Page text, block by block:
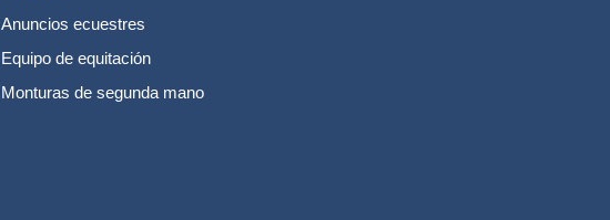
Anuncios ecuestres
Equipo de equitación
Monturas de segunda mano